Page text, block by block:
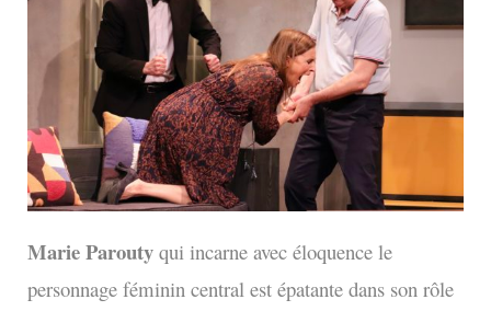
Marie Parouty qui incarne avec éloquence le
personnage féminin central est épatante dans son rôle